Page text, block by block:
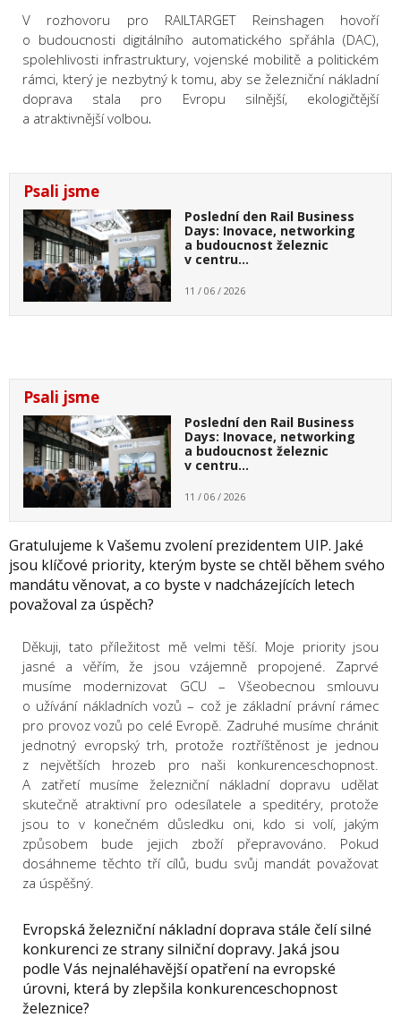
V rozhovoru pro RAILTARGET Reinshagen hovoří
o budoucnosti digitálního automatického spřáhla (DAC),
spolehlivosti infrastruktury, vojenské mobilitě a politickém
rámci, který je nezbytný k tomu, aby se železniční nákladní
doprava stala pro Evropu silnější, ekologičtější
a atraktivnější volbou.
Psali jsme
Poslední den Rail Business
Days: Inovace, networking
a budoucnost železnic
v centru…
11 / 06 / 2026
Psali jsme
Poslední den Rail Business
Days: Inovace, networking
a budoucnost železnic
v centru…
11 / 06 / 2026
Gratulujeme k Vašemu zvolení prezidentem UIP. Jaké
jsou klíčové priority, kterým byste se chtěl během svého
mandátu věnovat, a co byste v nadcházejících letech
považoval za úspěch?
Děkuji, tato příležitost mě velmi těší. Moje priority jsou
jasné a věřím, že jsou vzájemně propojené. Zaprvé
musíme modernizovat GCU – Všeobecnou smlouvu
o užívání nákladních vozů – což je základní právní rámec
pro provoz vozů po celé Evropě. Zadruhé musíme chránit
jednotný evropský trh, protože roztříštěnost je jednou
z největších hrozeb pro naši konkurenceschopnost.
A zatřetí musíme železniční nákladní dopravu udělat
skutečně atraktivní pro odesílatele a speditéry, protože
jsou to v konečném důsledku oni, kdo si volí, jakým
způsobem bude jejich zboží přepravováno. Pokud
dosáhneme těchto tří cílů, budu svůj mandát považovat
za úspěšný.
Evropská železniční nákladní doprava stále čelí silné
konkurenci ze strany silniční dopravy. Jaká jsou
podle Vás nejnaléhavější opatření na evropské
úrovni, která by zlepšila konkurenceschopnost
železnice?